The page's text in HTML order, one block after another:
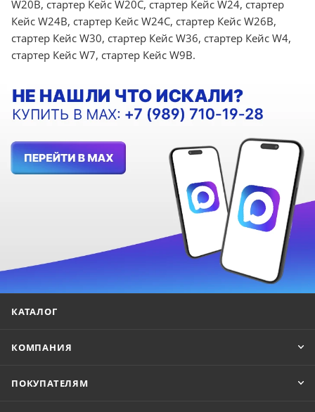
W20B, стартер Кейс W20C, стартер Кейс W24, стартер
Кейс W24B, стартер Кейс W24C, стартер Кейс W26B,
стартер Кейс W30, стартер Кейс W36, стартер Кейс W4,
стартер Кейс W7, стартер Кейс W9B.
КАТАЛОГ
КОМПАНИЯ
ПОКУПАТЕЛЯМ